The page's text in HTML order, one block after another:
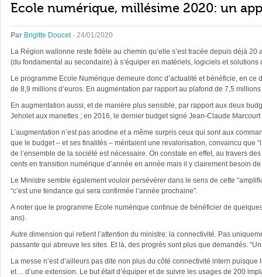
Ecole numérique, millésime 2020: un
Par Brigitte Doucet· 24/01/2020
La Région wallonne reste fidèle au chemin qu’elle s’est tracée depuis déjà
(du fondamental au secondaire) à s’équiper en matériels, logiciels et
Le programme Ecole Numérique demeure donc d’actualité et bénéficie, en
de 8,9 millions d’euros. En augmentation par rapport au plafond de 7,5
En augmentation aussi, et de manière plus sensible, par rapport aux deux
Jeholet aux manettes ; en 2016, le dernier budget signé Jean-Claude
L’augmentation n’est pas anodine et a même surpris ceux qui sont aux
que le budget – et ses finalités – méritaient une revalorisation, convaincu que
de l’ensemble de la société est nécessaire. On constate en effet, au travers
cents en transition numérique d’année en année mais il y clairement besoin
Le Ministre semble également vouloir persévérer dans le sens de cette
“c’est une tendance qui sera confirmée l’année prochaine”.
A noter que le programme Ecole numérique continue de bénéficier de
ans).
Autre dimension qui retient l’attention du ministre: la connectivité. Pas
passante qui abreuve les sites. Et là, des progrès sont plus que demandés.
La messe n’est d’ailleurs pas dite non plus du côté connectivité intern
et… d’une extension. Le but était d’équiper et de suivre les usages de 200